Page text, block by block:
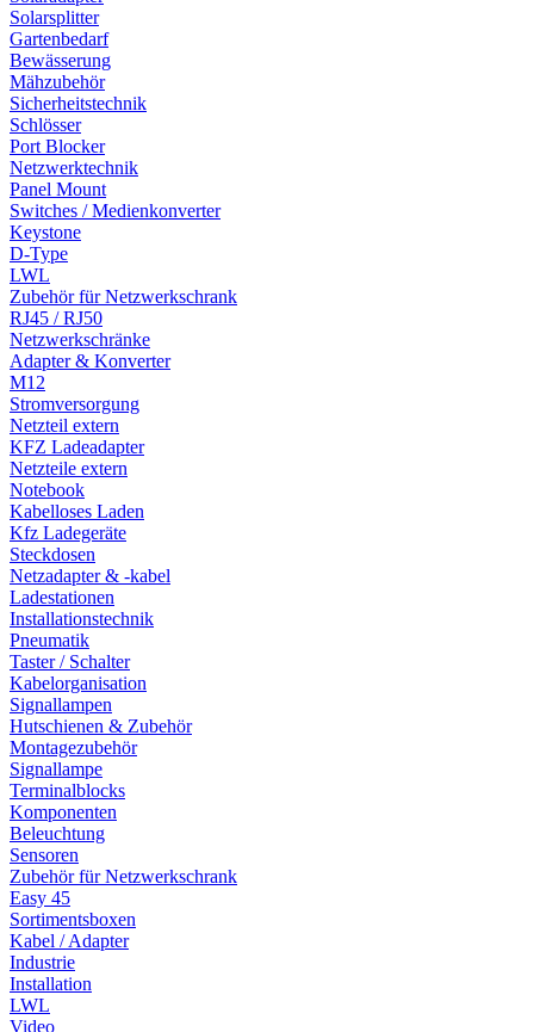
Solarsplitter
Gartenbedarf
Bewässerung
Mähzubehör
Sicherheitstechnik
Schlösser
Port Blocker
Netzwerktechnik
Panel Mount
Switches / Medienkonverter
Keystone
D-Type
LWL
Zubehör für Netzwerkschrank
RJ45 / RJ50
Netzwerkschränke
Adapter & Konverter
M12
Stromversorgung
Netzteil extern
KFZ Ladeadapter
Netzteile extern
Notebook
Kabelloses Laden
Kfz Ladegeräte
Steckdosen
Netzadapter & -kabel
Ladestationen
Installationstechnik
Pneumatik
Taster / Schalter
Kabelorganisation
Signallampen
Hutschienen & Zubehör
Montagezubehör
Signallampe
Terminalblocks
Komponenten
Beleuchtung
Sensoren
Zubehör für Netzwerkschrank
Easy 45
Sortimentsboxen
Kabel / Adapter
Industrie
Installation
LWL
Video